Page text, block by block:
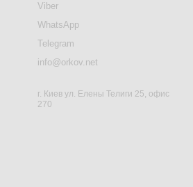
Viber
WhatsApp
Telegram
info@orkov.net
г. Киев ул. Елены Телиги 25, офис
270